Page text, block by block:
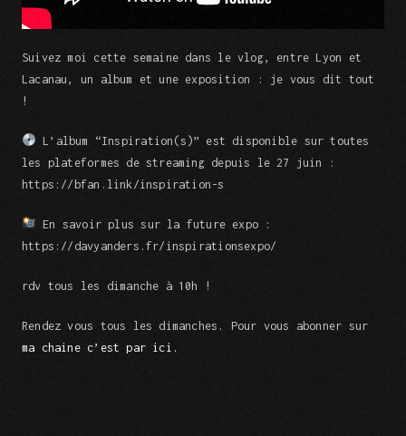
Suivez moi cette semaine dans le vlog, entre Lyon et
Lacanau, un album et une exposition : je vous dit tout
!
L’album “Inspiration(s)” est disponible sur toutes
les plateformes de streaming depuis le 27 juin :
https://bfan.link/inspiration-s
En savoir plus sur la future expo :
https://davyanders.fr/inspirationsexpo/
rdv tous les dimanche à 10h !
Rendez vous tous les dimanches. Pour vous abonner sur
ma chaine c’est par ici.